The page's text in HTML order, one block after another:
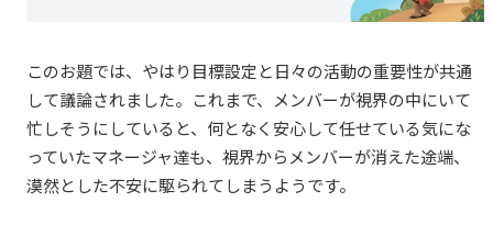
このお題では、やはり目標設定と日々の活動の重要性が共通
して議論されました。これまで、メンバーが視界の中にいて
忙しそうにしていると、何となく安心して任せている気にな
っていたマネージャ達も、視界からメンバーが消えた途端、
漠然とした不安に駆られてしまうようです。